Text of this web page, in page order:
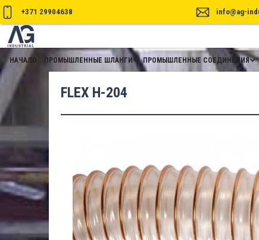
+371 29904638 info@ag-
НАЧАЛО ПРОМЫШЛЕННЫЕ ШЛАНГИ ПРОМЫШЛЕННЫЕ СОЕДИНЕНИЯ
FLEX H-204